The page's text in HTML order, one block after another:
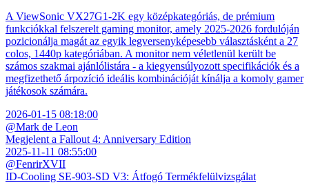
A ViewSonic VX27G1-2K egy középkategóriás, de prémium
funkciókkal felszerelt gaming monitor, amely 2025-2026 fordulóján
pozicionálja magát az egyik legversenyképesebb választásként a 27
colos, 1440p kategóriában. A monitor nem véletlenül került be
számos szakmai ajánlólistára - a kiegyensúlyozott specifikációk és a
megfizethető árpozíció ideális kombinációját kínálja a komoly gamer
játékosok számára.
2026-01-15 08:18:00
@Mark de Leon
Megjelent a Fallout 4: Anniversary Edition
2025-11-11 08:55:00
@FenrirXVII
ID-Cooling SE-903-SD V3: Átfogó Termékfelülvizsgálat